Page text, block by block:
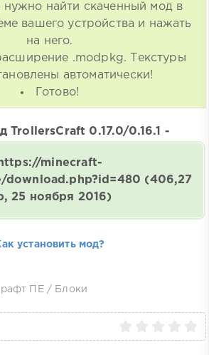
нужно найти скаченный мод в
вашего устройства и нажать
на него.
.modpkg. Текстуры
автоматически!
Готово!
TrollersCraft 0.17.0/0.16.1 -
https://minecraft-
download.php?id=480 (406,27
25 ноября 2016)
установить мод?
ПЕ/ Блоки